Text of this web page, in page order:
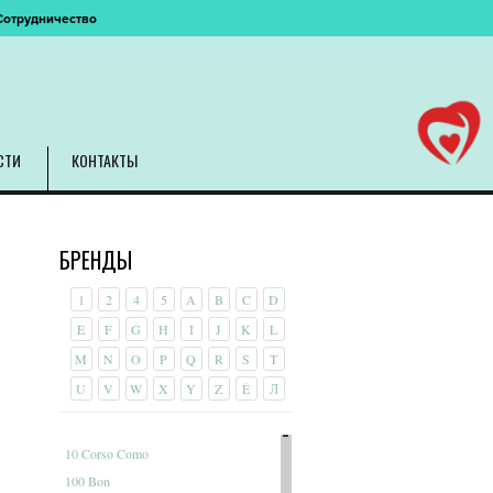
КОНТАКТЫ
БРЕНДЫ
1 2 4 5 A B C
D
E
F G H I J K
L
M
N O P Q R S
T
U
V W X Y Z É Л
10 Corso Como
100 Bon